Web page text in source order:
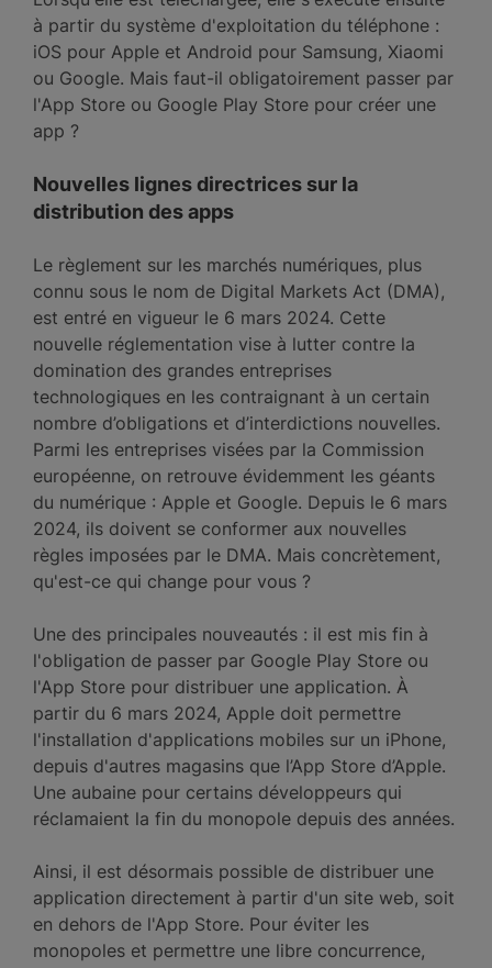
à partir du système d'exploitation du téléphone :
iOS pour Apple et Android pour Samsung, Xiaomi
ou Google. Mais faut-il obligatoirement passer par
l'App Store ou Google Play Store pour créer une
app ?
Nouvelles lignes directrices sur la
distribution des apps
Le règlement sur les marchés numériques, plus
connu sous le nom de Digital Markets Act (DMA),
est entré en vigueur le 6 mars 2024. Cette
nouvelle réglementation vise à lutter contre la
domination des grandes entreprises
technologiques en les contraignant à un certain
nombre d’obligations et d’interdictions nouvelles.
Parmi les entreprises visées par la Commission
européenne, on retrouve évidemment les géants
du numérique : Apple et Google. Depuis le 6 mars
2024, ils doivent se conformer aux nouvelles
règles imposées par le DMA. Mais concrètement,
qu'est-ce qui change pour vous ?
Une des principales nouveautés : il est mis fin à
l'obligation de passer par Google Play Store ou
l'App Store pour distribuer une application. À
partir du 6 mars 2024, Apple doit permettre
l'installation d'applications mobiles sur un iPhone,
depuis d'autres magasins que l’App Store d’Apple.
Une aubaine pour certains développeurs qui
réclamaient la fin du monopole depuis des années.
Ainsi, il est désormais possible de distribuer une
application directement à partir d'un site web, soit
en dehors de l'App Store. Pour éviter les
monopoles et permettre une libre concurrence,